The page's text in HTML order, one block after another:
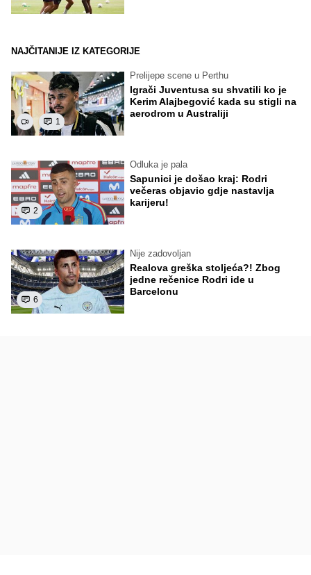
NAJČITANIJE IZ KATEGORIJE
1
Prelijepe scene u Perthu
Igrači Juventusa su shvatili ko je
Kerim Alajbegović kada su stigli na
aerodrom u Australiji
2
Odluka je pala
Sapunici je došao kraj: Rodri
večeras objavio gdje nastavlja
karijeru!
6
Nije zadovoljan
Realova greška stoljeća?! Zbog
jedne rečenice Rodri ide u
Barcelonu